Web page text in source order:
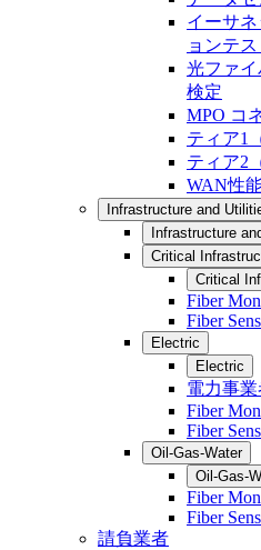
イーサ
ョンテス
光ファ
検定
MPO コ
ティア1
ティア2
WAN性
Infrastructure and
Infrastructure
Critical
Critical
Fiber
Fiber
Electric
Electric
電力事業
Fiber
Fiber
Oil-Gas-Water
Oil-Gas-
Fiber
Fiber
請負業者